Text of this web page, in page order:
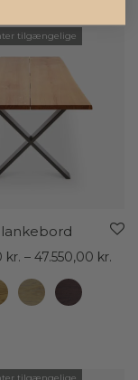
tilgængelige
kr. – 47.550,00 kr.